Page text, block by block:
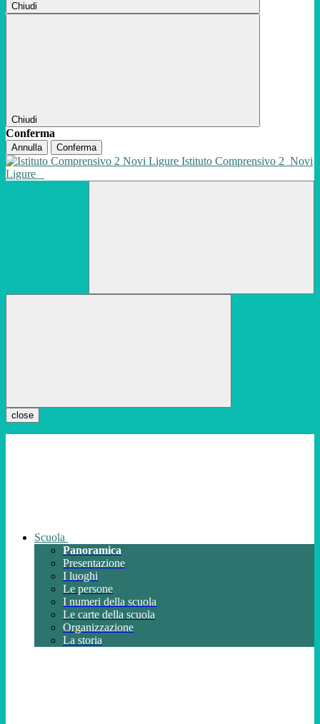
Chiudi
Chiudi
Conferma
Annulla Conferma
Istituto Comprensivo 2 Novi
Ligure
close
Scuola
Panoramica
Presentazione
I luoghi
Le persone
I numeri della scuola
Le carte della scuola
Organizzazione
La storia